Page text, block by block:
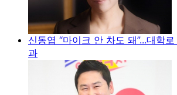
신동엽 “마이크 안 차도 돼”...대학
과